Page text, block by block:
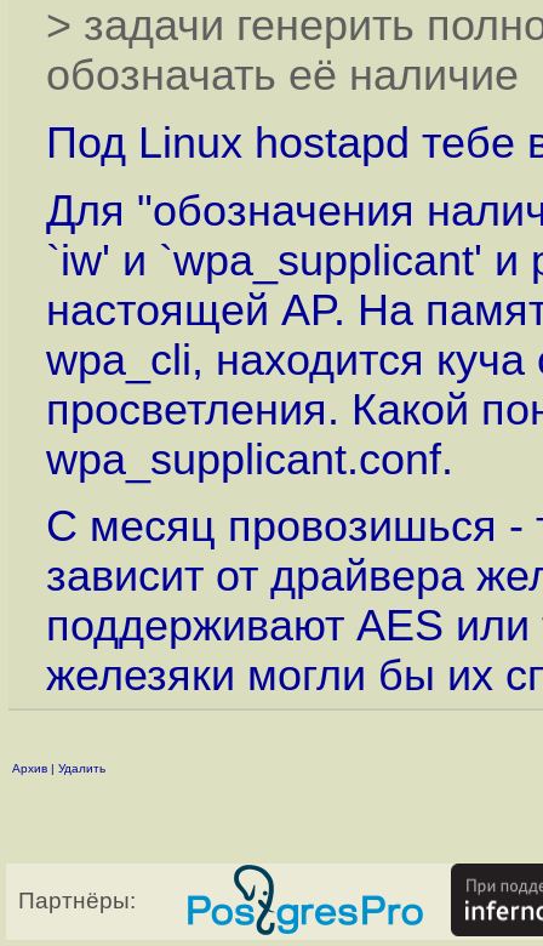
> задачи генерить
обозначать её наличие
Под Linux hostapd тебе
Для "обозначения
`iw' и `wpa_supplicant' и
настоящей AP. На
wpa_cli, находится
просветления. Какой
wpa_supplicant.conf.
С месяц провозишься -
зависит от драйвера
поддерживают AES
железяки могли бы их
Архив | Удалить
Партнёры: